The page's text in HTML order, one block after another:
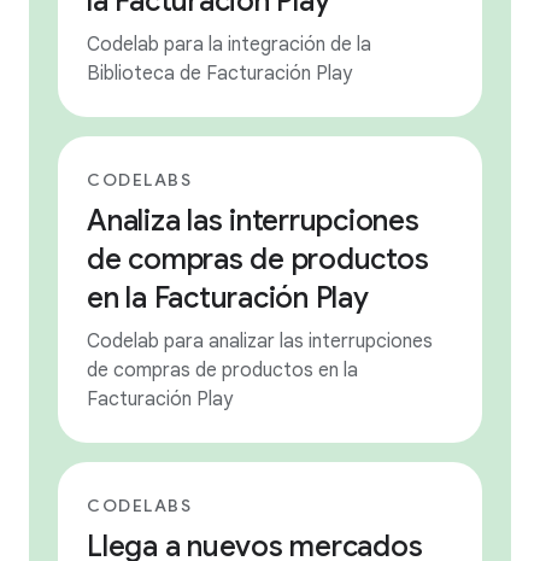
Codelab para la integración de la
Biblioteca de Facturación Play
CODELABS
Analiza las interrupciones
de compras de productos
en la Facturación Play
Codelab para analizar las interrupciones
de compras de productos en la
Facturación Play
CODELABS
Llega a nuevos mercados